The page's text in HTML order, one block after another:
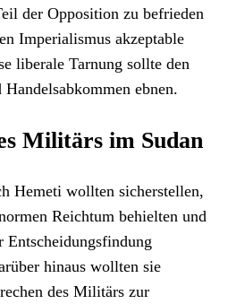
der Opposition zu befrieden
Imperialismus akzeptable
liberale Tarnung sollte den
ebnen.
Militärs im Sudan
Hemeti wollten sicherstellen,
Reichtum behielten und
Entscheidungsfindung
hinaus wollten sie
des Militärs zur